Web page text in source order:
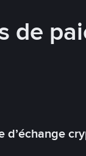
de
d’échange